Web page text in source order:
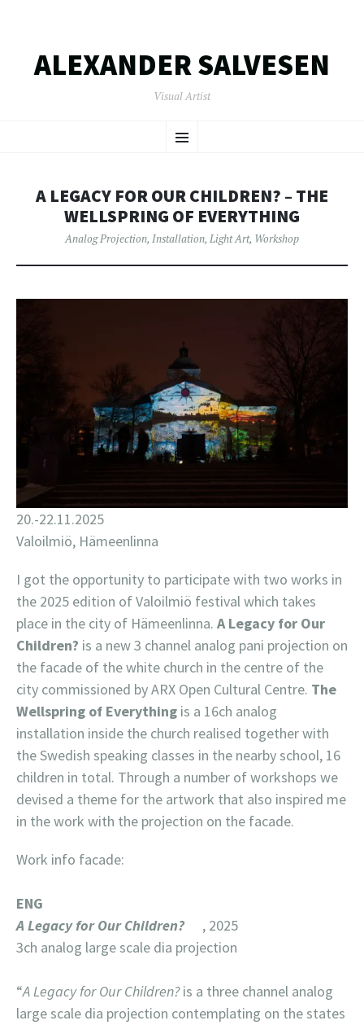
ALEXANDER SALVESEN
Visual Artist
Menu
TO
A LEGACY FOR OUR CHILDREN? – THE
WELLSPRING OF EVERYTHING
Analog Projection, Installation, Light Art, Workshop
20.-22.11.2025
Valoilmiö, Hämeenlinna
I got the opportunity to participate with two works in
the 2025 edition of Valoilmiö festival which takes
place in the city of Hämeenlinna. A Legacy for Our
Children? is a new 3 channel analog pani projection on
the facade of the white church in the centre of the
city commissioned by ARX Open Cultural Centre. The
Wellspring of Everything is a 16ch analog
installation inside the church realised together with
the Swedish speaking classes in the nearby school, 16
children in total. Through a number of workshops we
devised a theme for the artwork that also inspired me
in the work with the projection on the facade.
Work info facade:
ENG
A Legacy for Our Children? , 2025
3ch analog large scale dia projection
“A Legacy for Our Children?is a three channel analog
large scale dia projection contemplating on the states